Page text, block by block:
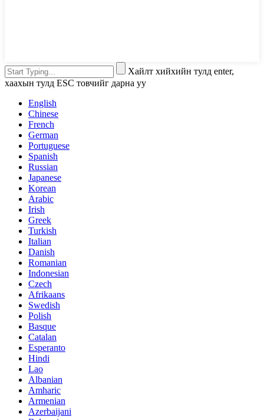
Хайлт хийхийн тулд enter,
хаахын тулд ESC товчийг дарна уу
English
Chinese
French
German
Portuguese
Spanish
Russian
Japanese
Korean
Arabic
Irish
Greek
Turkish
Italian
Danish
Romanian
Indonesian
Czech
Afrikaans
Swedish
Polish
Basque
Catalan
Esperanto
Hindi
Lao
Albanian
Amharic
Armenian
Azerbaijani